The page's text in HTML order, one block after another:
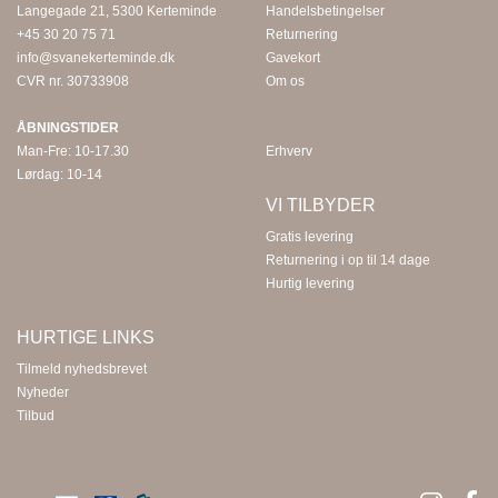
Langegade 21, 5300 Kerteminde
+45 30 20 75 71
info@svanekerteminde.dk
CVR nr. 30733908
ÅBNINGSTIDER
Man-Fre: 10-17.30
Lørdag: 10-14
Handelsbetingelser
Returnering
Gavekort
Om os
Erhverv
VI TILBYDER
Gratis levering
Returnering i op til 14 dage
Hurtig levering
HURTIGE LINKS
Tilmeld nyhedsbrevet
Nyheder
Tilbud